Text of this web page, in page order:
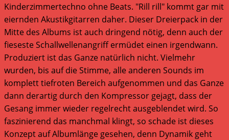
Kinderzimmertechno ohne Beats. "Rill rill" kommt gar mit
eiernden Akustikgitarren daher. Dieser Dreierpack in der
Mitte des Albums ist auch dringend nötig, denn auch der
fieseste Schallwellenangriff ermüdet einen irgendwann.
Produziert ist das Ganze natürlich nicht. Vielmehr
wurden, bis auf die Stimme, alle anderen Sounds im
komplett tiefroten Bereich aufgenommen und das Ganze
dann derartig durch den Kompressor gejagt, dass der
Gesang immer wieder regelrecht ausgeblendet wird. So
faszinierend das manchmal klingt, so schade ist dieses
Konzept auf Albumlänge gesehen, denn Dynamik geht